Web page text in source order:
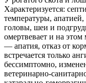
Характеризуется:
температуры,
головы, шеи и
омертвевает и на этом
— апатия, отказ от
встречается только
бессимптомно,
ветеринарно-